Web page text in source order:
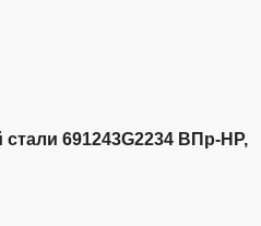
691243G2234 ВПр-НР,